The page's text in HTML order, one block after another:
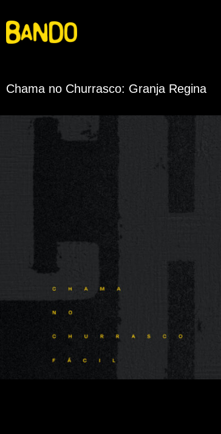
Chama no Churrasco: Granja Regina